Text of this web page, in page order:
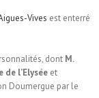
Vives est enterré
dont M.
l’Elysée et
Doumergue par le